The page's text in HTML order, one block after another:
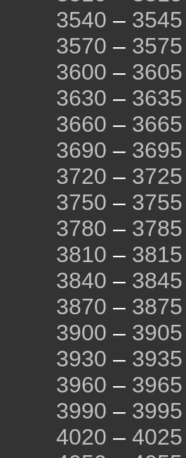
3540 – 3545
3570 – 3575
3600 – 3605
3630 – 3635
3660 – 3665
3690 – 3695
3720 – 3725
3750 – 3755
3780 – 3785
3810 – 3815
3840 – 3845
3870 – 3875
3900 – 3905
3930 – 3935
3960 – 3965
3990 – 3995
4020 – 4025